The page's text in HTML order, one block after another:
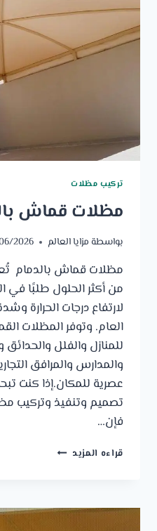
تركيب مظلات
مظلات قماش
بواسطة مزايا العالم 2026
مظلات قماش بالدمام
من أكثر الحلول طلبًا في
لارتفاع درجات
العام. وتوفر المظلات
للمنازل والفلل
والمدارس والمرافق
عصرية للمكان.إذا كنت
تصميم وتنفيذ وتركيب
فإن…
قراءه المزيد مظلات